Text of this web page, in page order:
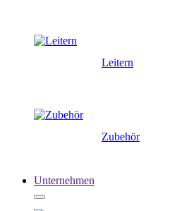
Leitern
Zubehör
Unternehmen